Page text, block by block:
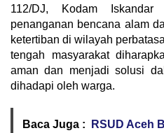
112/DJ, Kodam Iskandar
penanganan bencana alam
ketertiban di wilayah
tengah masyarakat
aman dan menjadi solusi
dihadapi oleh warga.
Baca Juga :
RSUD Aceh